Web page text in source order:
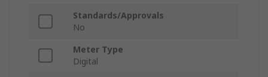
Standards/Approvals
No
Meter Type
Digital